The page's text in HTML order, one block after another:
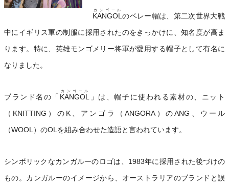
KANGOL
カンゴール
のベレー帽は、第二次世界大戦
中にイギリス軍の制服に採用されたのをきっかけに、知名度が高ま
ります。特に、英雄モンゴメリー将軍が愛用する帽子として有名に
なりました。
ブランド名の「 KANGOL
カンゴール
」は、帽子に使われる素材の、ニット
（KNITTING）のK、アンゴラ（ANGORA）のANG、ウール
（WOOL）のOLを組み合わせた造語と言われています。
シンボリックなカンガルーのロゴは、1983年に採用された後づけの
もの。カンガルーのイメージから、オーストラリアのブランドと誤